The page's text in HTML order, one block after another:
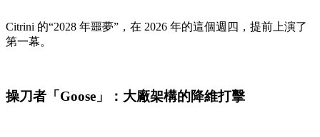
Citrini 的“2028 年噩夢”，在 2026 年的這個週四，提前上演了
第一幕。
操刀者「Goose」：大廠架構的降維打擊